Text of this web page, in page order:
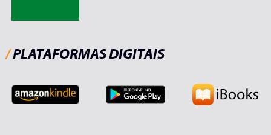
/PLATAFORMAS DIGITAIS